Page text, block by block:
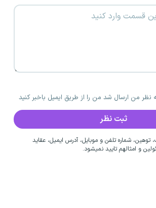
نظر من ارسال شد من را از طریق ایمیل باخبر کنید
توهین، شماره تلفن و موبایل، آدرس ایمیل، عقاید
و امثالهم تایید نمیشود.